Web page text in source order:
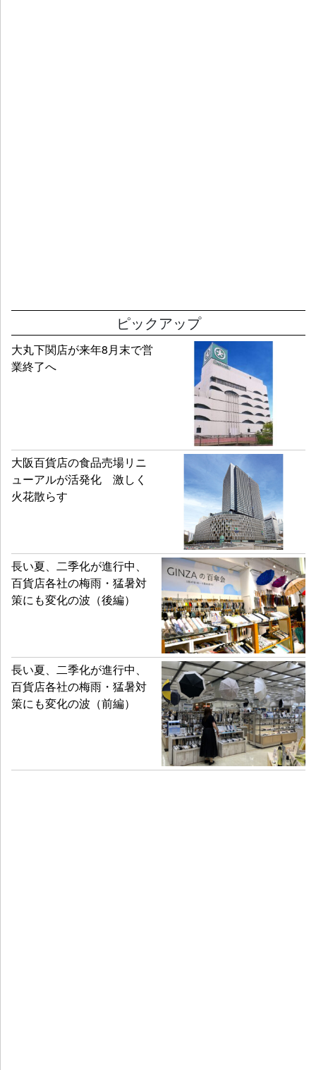
ピックアップ
大丸下関店が来年8月末で営
業終了へ
大阪百貨店の食品売場リニ
ューアルが活発化 激しく
火花散らす
長い夏、二季化が進行中、
百貨店各社の梅雨・猛暑対
策にも変化の波（後編）
長い夏、二季化が進行中、
百貨店各社の梅雨・猛暑対
策にも変化の波（前編）